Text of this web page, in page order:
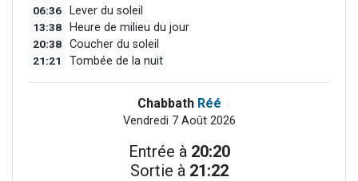
06:36 Lever du soleil
13:38 Heure de milieu du jour
20:38 Coucher du soleil
21:21 Tombée de la nuit
Chabbath Réé
Vendredi 7 Août 2026
Entrée à 20:20
Sortie à 21:22